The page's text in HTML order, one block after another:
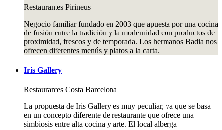
Restaurantes Pirineus
Negocio familiar fundado en 2003 que apuesta por una cocina
de fusión entre la tradición y la modernidad con productos de
proximidad, frescos y de temporada. Los hermanos Badia nos
ofrecen diferentes menús y platos a la carta.
Iris Gallery
Restaurantes Costa Barcelona
La propuesta de Iris Gallery es muy peculiar, ya que se basa
en un concepto diferente de restaurante que ofrece una
simbiosis entre alta cocina y arte. El local alberga